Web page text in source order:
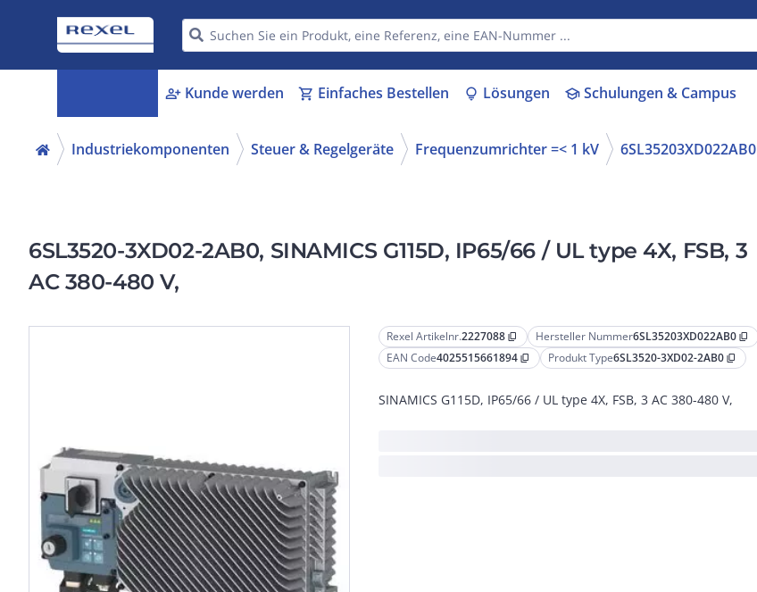
person_add Kunde werden shopping_cart Einfaches Bestellen lightbulb Lösungen schoolSchulungen & Campus
Industriekomponenten Steuer & Regelgeräte Frequenzumrichter =< 1 kV 6SL35203XD022AB0
6SL3520-3XD02-2AB0, SINAMICS G115D, IP65/66 / UL type 4X, FSB, 3
AC 380-480 V,
Rexel Artikelnr.2227088 content_copy Hersteller Nummer6SL35203XD022AB0 content_copy
EAN Code4025515661894 content_copy Produkt Type6SL3520-3XD02-2AB0 content_copy
SINAMICS G115D, IP65/66 / UL type 4X, FSB, 3 AC 380-480 V,